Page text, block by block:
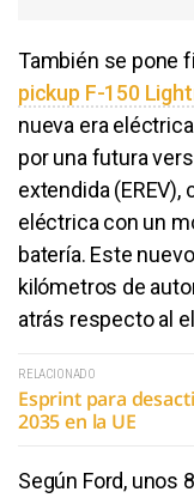
También se pone
pickup F-150
nueva era
por una futura
extendida
eléctrica con un
batería. Este
kilómetros de
atrás respecto al
RELACIONADO
Esprint para
2035 en la UE
Según Ford, unos